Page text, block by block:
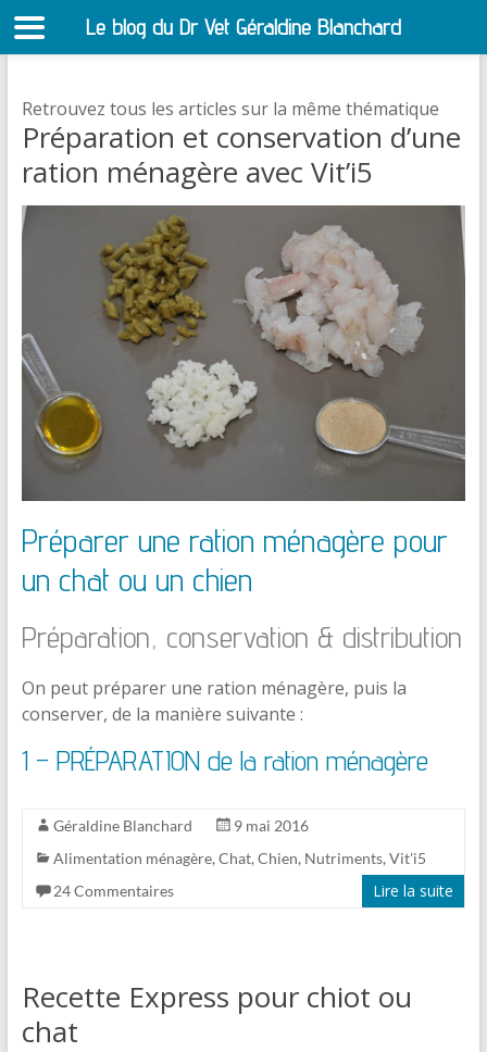
Retrouvez tous les articles sur la même thématique
Préparation et conservation d’une
ration ménagère avec Vit’i5
Préparer une ration ménagère pour
un chat ou un chien
Préparation, conservation & distribution
On peut préparer une ration ménagère, puis la
conserver, de la manière suivante :
1 – PRÉPARATION de la ration ménagère
Géraldine Blanchard
9 mai 2016
Alimentation ménagère, Chat, Chien, Nutriments, Vit'i5
24 Commentaires
Lire la suite
Recette Express pour chiot ou
chat
Le blog du Dr Vet Géraldine Blanchard